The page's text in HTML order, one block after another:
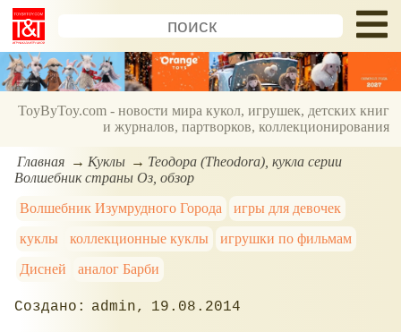
ToyByToy.com - новости мира кукол, игрушек, детских книг
и журналов, партворков, коллекционирования
Главная Куклы
Теодора (Theodora), кукла серии
Волшебник страны Оз, обзор
Волшебник Изумрудного Города
игры для девочек
куклы
коллекционные куклы
игрушки по фильмам
Дисней
аналог Барби
admin 19.08.2014